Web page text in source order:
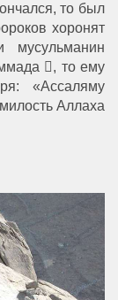
то был
хоронят
мусульманин
, то ему
«Ассаляму
Аллаха